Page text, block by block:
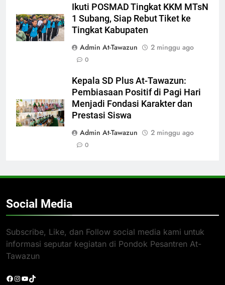
Ikuti POSMAD Tingkat KKM MTsN
1 Subang, Siap Rebut Tiket ke
Tingkat Kabupaten
Admin At-Tawazun
2 minggu ago
0
Kepala SD Plus At-Tawazun:
Pembiasaan Positif di Pagi Hari
Menjadi Fondasi Karakter dan
Prestasi Siswa
Admin At-Tawazun
2 minggu ago
0
Social Media
Subscribe, Like, dan Follow social media kami untuk
informasi seputar kegiatan di Pondok Pesantren At-
Tawazun
Facebook
Instagram
YouTube
TikTok